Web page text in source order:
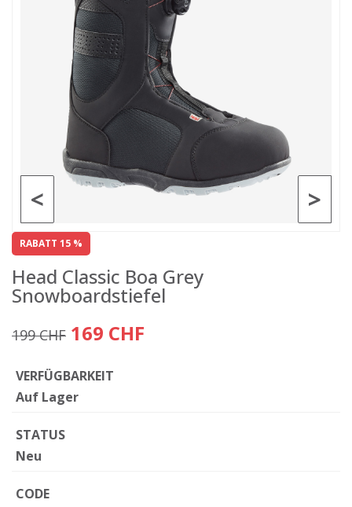
>
<
RABATT 15 %
Head Classic Boa Grey
Snowboardstiefel
199 CHF 169 CHF
VERFÜGBARKEIT
Auf Lager
STATUS
Neu
CODE